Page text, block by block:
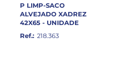
P LIMP-SACO
ALVEJADO XADREZ
42X65 - UNIDADE
Ref.: 218.363